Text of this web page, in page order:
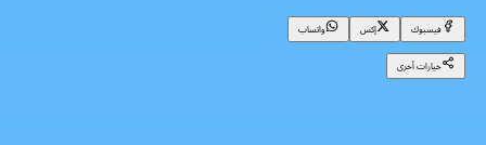
فيسبوك إكس
واتساب
خيارات أخرى